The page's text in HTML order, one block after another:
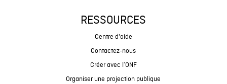
RESSOURCES
Centre d'aide
Contactez-nous
Créer avec l’ONF
Organiser une projection publique